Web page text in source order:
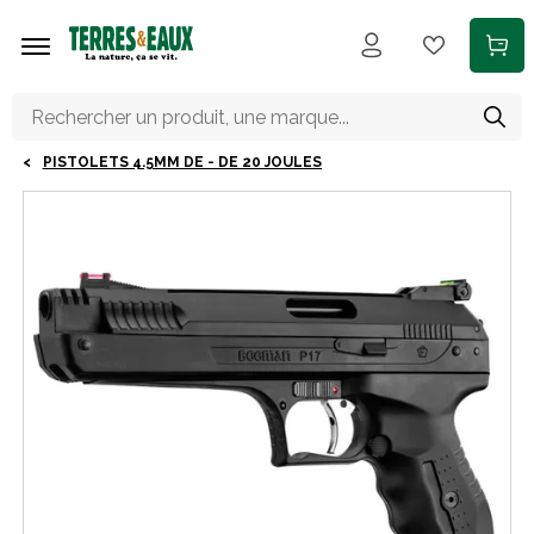
PISTOLETS 4.5MM DE - DE 20 JOULES